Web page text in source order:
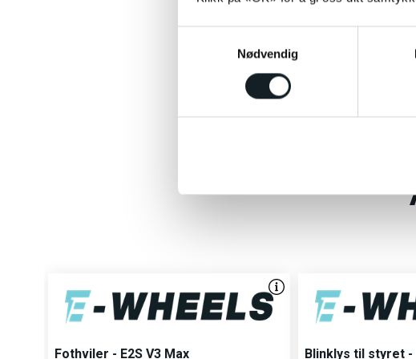
v
Nødvendig
Fothviler - E2S V3 Max Blinklys til styret -